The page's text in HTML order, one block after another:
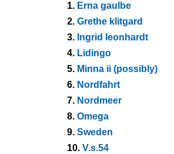
1. Erna gaulbe
2. Grethe klitgard
3. Ingrid leonhardt
4. Lidingo
5. Minna ii (possibly)
6. Nordfahrt
7. Nordmeer
8. Omega
9. Sweden
10. V.s.54